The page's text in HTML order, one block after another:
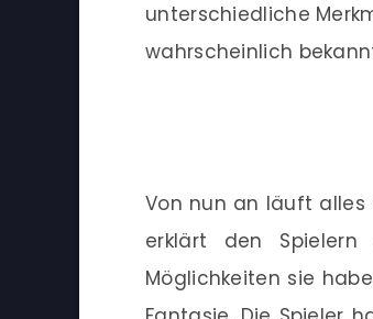
unterschiedliche
wahrscheinlich
Von nun an läuft alles
erklärt den
Möglichkeiten sie